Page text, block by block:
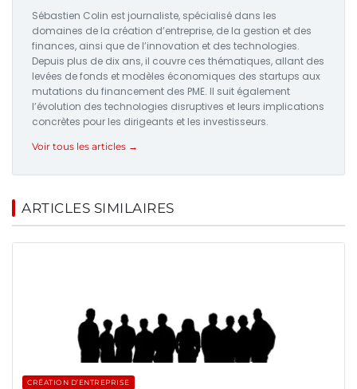
Sébastien Colin est journaliste, spécialisé dans les
domaines de la création d’entreprise, de la gestion et des
finances, ainsi que de l’innovation et des technologies.
Depuis plus de dix ans, il couvre ces thématiques, allant des
levées de fonds et modèles économiques des startups aux
mutations du financement des PME. Il suit également
l’évolution des technologies disruptives et leurs implications
concrètes pour les dirigeants et les investisseurs.
Voir tous les articles →
ARTICLES SIMILAIRES
CRÉATION D’ENTREPRISE